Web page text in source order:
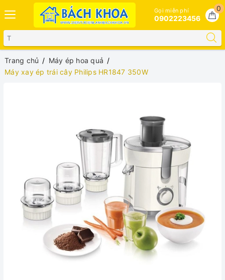
0
Gọi miễn phí
0902223456
Trang chủ
Máy ép hoa quả
Máy xay ép trái cây Philips HR1847 350W